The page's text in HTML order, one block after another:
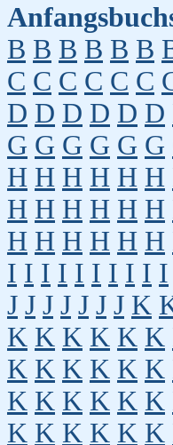
B B B B B B
C C C C C C
D D D D D D
G G G G G G
H H H H H H
H H H H H H
H H H H H H
I I I I I I I I I I
J J J J J J J K
K K K K K K
K K K K K K
K K K K K K
K K K K K K